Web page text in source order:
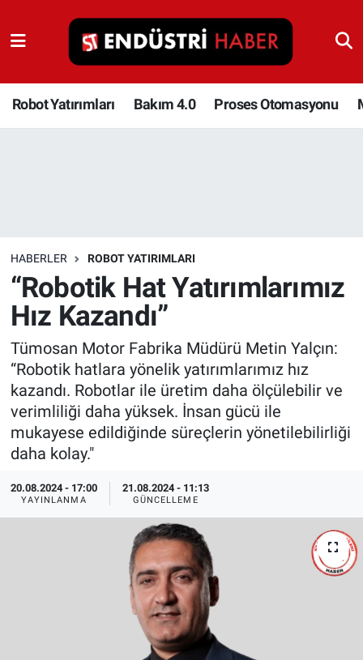
Robot Yatırımları Bakım 4.0 Proses Otomasyonu
HABERLER ROBOT YATIRIMLARI
“Robotik Hat Yatırımlarımız
Hız Kazandı”
Tümosan Motor Fabrika Müdürü Metin Yalçın:
“Robotik hatlara yönelik yatırımlarımız hız
kazandı. Robotlar ile üretim daha ölçülebilir ve
verimliliği daha yüksek. İnsan gücü ile
mukayese edildiğinde süreçlerin yönetilebilirliği
daha kolay."
20.08.2024 - 17:00
YAYINLANMA
21.08.2024 - 11:13
GÜNCELLEME
Robot Yatırımları
Bakım 4.0
İnşaat ve Malzeme
HaberOrtak
EndüstriST
Enerjisini Üreten Fabrikalar
Ağır Sanayi Çözümleri